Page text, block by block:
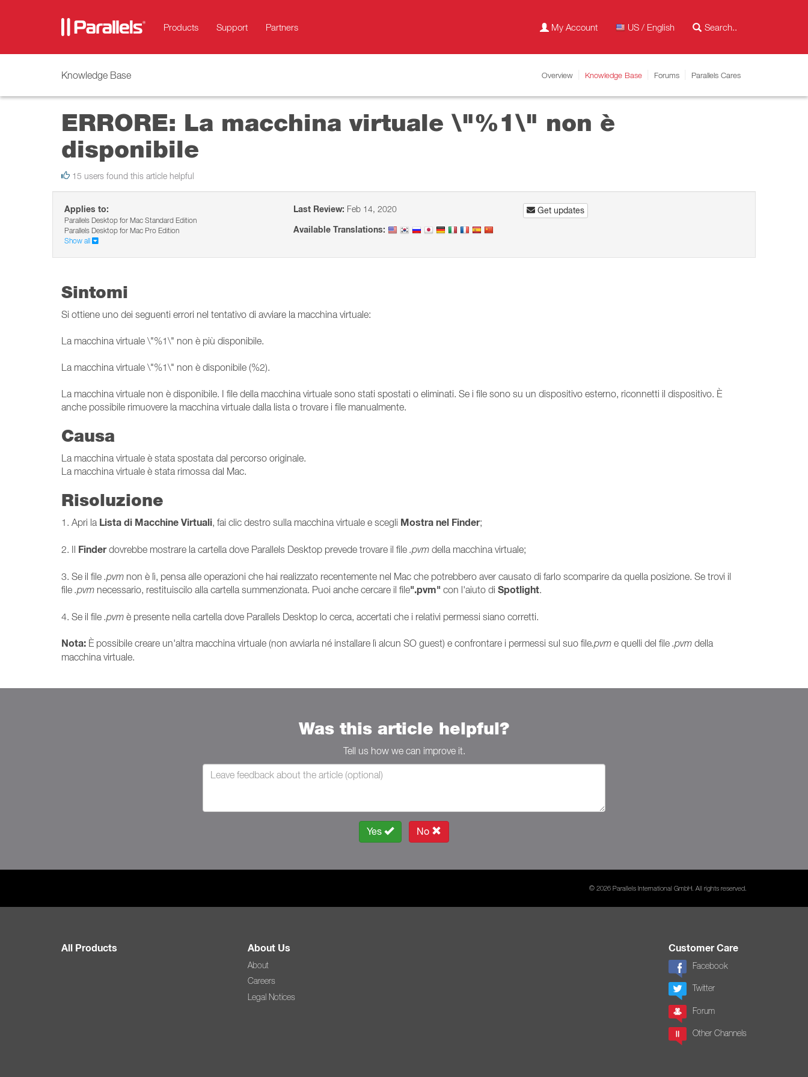
Products Support Partners My Account US / English
Knowledge Base Overview Knowledge Base Forums Parallels Cares
ERRORE: La macchina virtuale \"%1\" non è
disponibile
15 users found this article helpful
Applies to:
Parallels Desktop for Mac Standard Edition
Parallels Desktop for Mac Pro Edition
Show all
Last Review: Feb 14, 2020
Available Translations:
Get updates
Sintomi
Si ottiene uno dei seguenti errori nel tentativo di avviare la macchina virtuale:
La macchina virtuale \"%1\" non è più disponibile.
La macchina virtuale \"%1\" non è disponibile (%2).
La macchina virtuale non è disponibile. I file della macchina virtuale sono stati spostati o eliminati. Se i file sono su un dispositivo esterno, riconnetti il dispositivo. È
anche possibile rimuovere la macchina virtuale dalla lista o trovare i file manualmente.
Causa
La macchina virtuale è stata spostata dal percorso originale.
La macchina virtuale è stata rimossa dal Mac.
Risoluzione
1. Apri la Lista di Macchine Virtuali, fai clic destro sulla macchina virtuale e scegli Mostra nel Finder;
2. Il Finderdovrebbe mostrare la cartella dove Parallels Desktop prevede trovare il file .pvm della macchina virtuale;
3. Se il file .pvm non è lì, pensa alle operazioni che hai realizzato recentemente nel Mac che potrebbero aver causato di farlo scomparire da quella posizione. Se trovi il
file .pvm necessario, restituiscilo alla cartella summenzionata. Puoi anche cercare il file".pvm" con l'aiuto di Spotlight.
4. Se il file .pvm è presente nella cartella dove Parallels Desktop lo cerca, accertati che i relativi permessi siano corretti.
Nota: È possibile creare un'altra macchina virtuale (non avviarla né installare lì alcun SO guest) e confrontare i permessi sul suo file.pvm e quelli del file .pvm della
macchina virtuale.
Was this article helpful?
Tell us how we can improve it.
Yes No
© 2026 Parallels International GmbH. All rights reserved.
All Products About Us
About
Careers
Legal Notices
Customer Care
Facebook
Twitter
Forum
Other Channels